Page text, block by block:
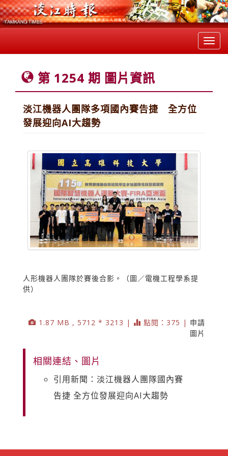
第 1254 期 圖片資訊
淡江機器人團隊多項國內賽告捷 全方位
發展迎向AI大趨勢
人形機器人團隊於賽後合影。（圖／電機工程學系提
供）
1.87 MB , 5712 * 3213 | 點閱：375 | 申請
圖片
相關連結、圖片
引用新聞：淡江機器人團隊國內賽
告捷 全方位發展迎向AI大趨勢